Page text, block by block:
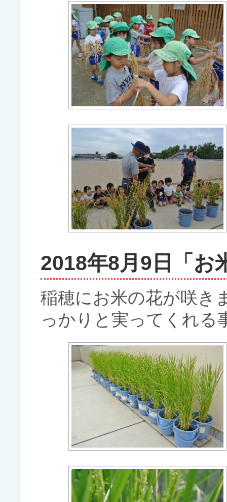
2018年8月9日「お
稲穂にお米の花が咲き
っかりと実ってくれる